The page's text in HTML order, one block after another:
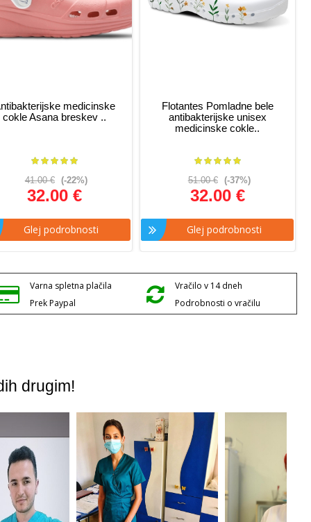
medicinske
cokle Asana breskev ..
41.00 € (-22%)
32.00 €
Glej podrobnosti
Flotantes Pomladne bele
antibakterijske unisex
medicinske cokle..
51.00 € (-37%)
32.00 €
Glej podrobnosti
Varna spletna plačila
Prek Paypal
Vračilo v 14 dneh
Podrobnosti o vračilu
drugim!